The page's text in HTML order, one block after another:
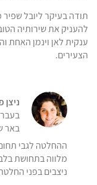
תודה בעיקר ליובל
להעניק את שירותיה
ענקית לאן וינמן האחת
הצעירים.
ניצן
באר
ההחלטה לגבי
מלווה בתחושת
ניצבים בפני